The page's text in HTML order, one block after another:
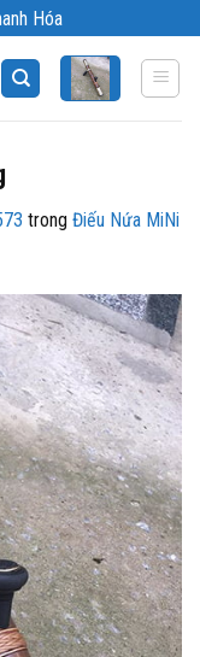
Hóa
trong Điếu Nứa MiNi